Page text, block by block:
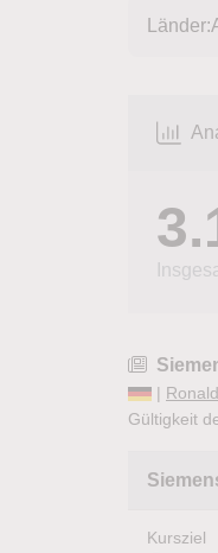
Länder:
|
Gültigkeit
Kursziel